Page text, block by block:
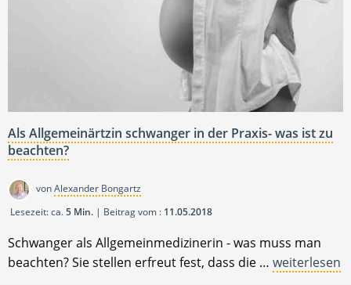
Als Allgemeinärtzin schwanger in der Praxis- was ist zu
beachten?
vonAlexander Bongartz
Lesezeit: ca.5 Min. | Beitrag vom : 11.05.2018
Schwanger als Allgemeinmedizinerin - was muss man
beachten? Sie stellen erfreut fest, dass die … weiterlesen